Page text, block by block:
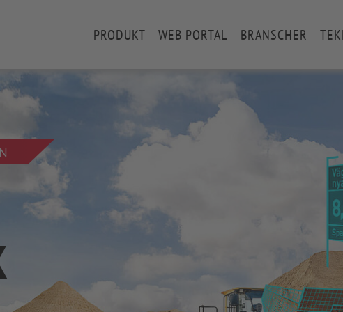
PRODUKT WEB PORTAL BRANSCHER